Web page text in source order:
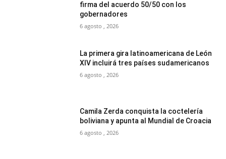
firma del acuerdo 50/50 con los
gobernadores
6 agosto , 2026
La primera gira latinoamericana de León
XIV incluirá tres países sudamericanos
6 agosto , 2026
Camila Zerda conquista la coctelería
boliviana y apunta al Mundial de Croacia
6 agosto , 2026